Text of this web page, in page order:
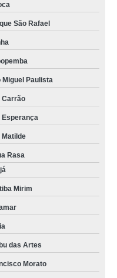
São Rafael
Miguel Paulista
Carrão
Esperança
Matilde
Rasa
Mirim
das Artes
Morato